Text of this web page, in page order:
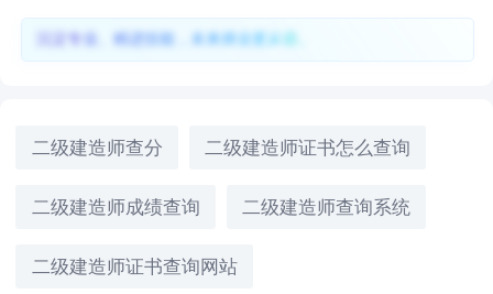
沉淀专业、精进技能，未来择业更从容。
二级建造师查分 二级建造师证书怎么查询
二级建造师成绩查询 二级建造师查询系统
二级建造师证书查询网站